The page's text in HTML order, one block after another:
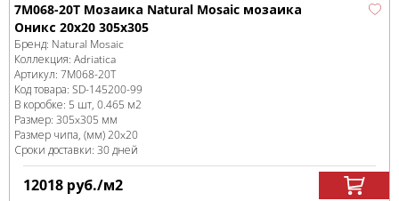
7M068-20T Мозаика Natural Mosaic мозаика
Оникс 20х20 305х305
Бренд: Natural Mosaic
Коллекция: Adriatica
Артикул: 7M068-20T
Код товара: SD-145200-99
В коробке: 5 шт, 0.465 м2
Размер: 305x305 мм
Размер чипа, (мм)20x20
Сроки доставки: 30 дней
12018 руб./м2